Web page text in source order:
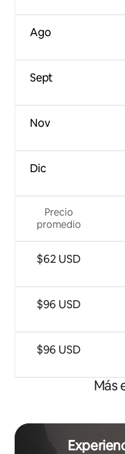
Ago
Sept
Nov
Dic
Precio
promedio
$62 USD
$96 USD
$96 USD
Más